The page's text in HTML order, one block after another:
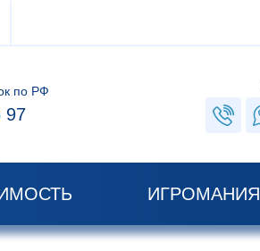
по РФ
97
ИГРОМАНИЯ